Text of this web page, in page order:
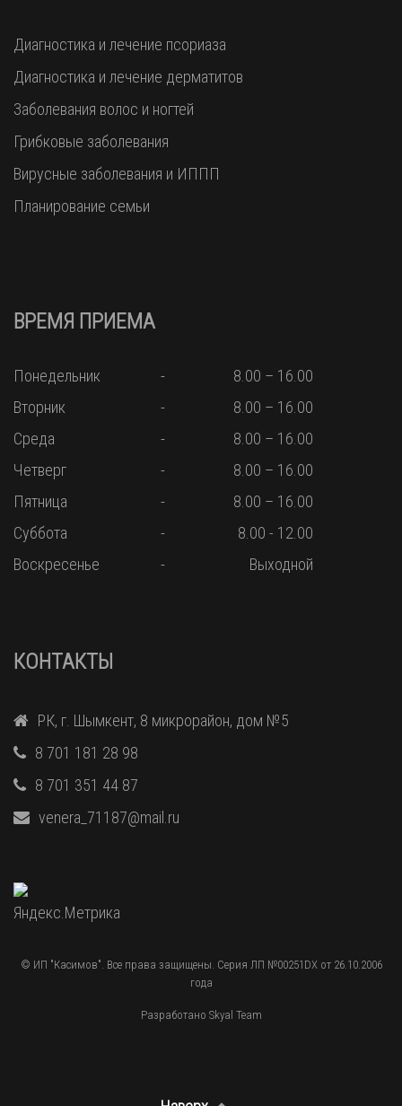
Диагностика и лечение псориаза
Диагностика и лечение дерматитов
Заболевания волос и ногтей
Грибковые заболевания
Вирусные заболевания и ИППП
Планирование семьи
ВРЕМЯ ПРИЕМА
Понедельник
8.00 – 16.00
Вторник
8.00 – 16.00
Среда
8.00 – 16.00
Четверг
8.00 – 16.00
Пятница
8.00 – 16.00
Суббота
8.00 - 12.00
Воскресенье
Выходной
КОНТАКТЫ
РК, г. Шымкент, 8 микрорайон, дом №5
8 701 181 28 98
8 701 351 44 87
venera_71187@mail.ru
© ИП "Касимов". Все права защищены. Серия ЛП №00251DX от 26.10.2006
года
Разработано Skyal Team